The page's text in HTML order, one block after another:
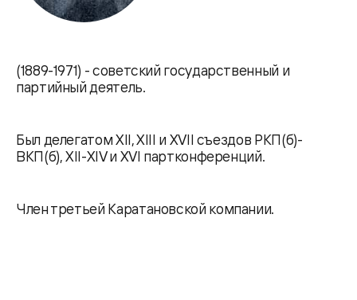
(1889-1971) - советский государственный и
партийный деятель.
Был делегатом XII, XIII и XVII съездов РКП(б)-
ВКП(б), XII-XIV и XVI партконференций.
Член третьей Каратановской компании.